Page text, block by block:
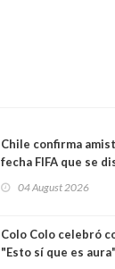
Chile confirma
fecha FIFA que se
04 August 2026
Colo Colo celebró
"Esto sí que es aura"